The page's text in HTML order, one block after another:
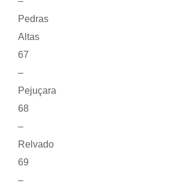
Pedras
Altas
67
–
Pejuçara
68
–
Relvado
69
–